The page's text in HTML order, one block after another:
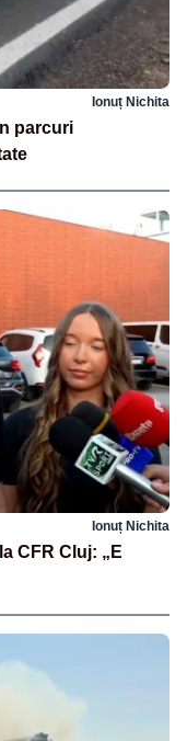
Ionuț Nichita
parcuri
Ionuț Nichita
CFR Cluj: „E